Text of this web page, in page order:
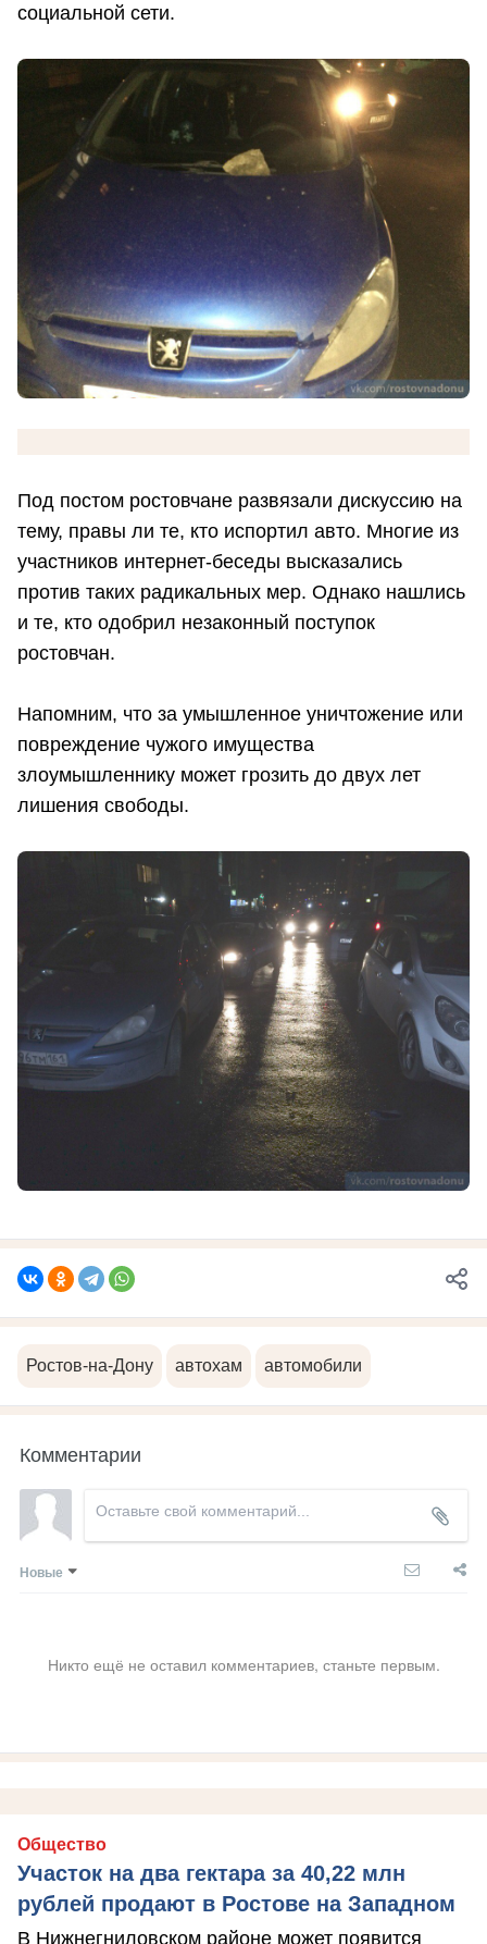
социальной сети.
Под постом ростовчане развязали дискуссию на
тему, правы ли те, кто испортил авто. Многие из
участников интернет-беседы высказались
против таких радикальных мер. Однако нашлись
и те, кто одобрил незаконный поступок
ростовчан.
Напомним, что за умышленное уничтожение или
повреждение чужого имущества
злоумышленнику может грозить до двух лет
лишения свободы.
Ростов-на-Дону автохам автомобили
Комментарии
Новые
Никто ещё не оставил комментариев, станьте первым.
Общество
Участок на два гектара за 40,22 млн
рублей продают в Ростове на Западном
В Нижнегниловском районе может появится